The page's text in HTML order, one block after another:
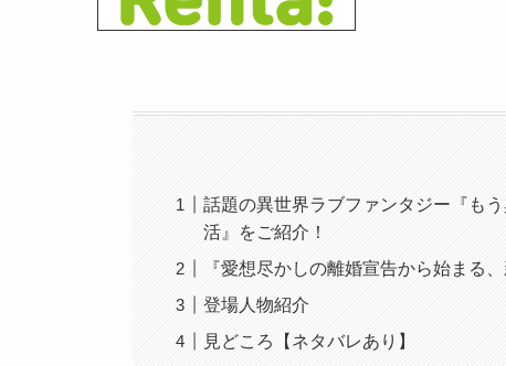
話題の異世界ラブファンタジー『も
活』をご紹介！
『愛想尽かしの離婚宣告から始まる
登場人物紹介
見どころ【ネタバレあり】